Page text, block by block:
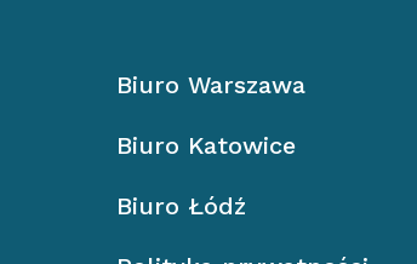
Biuro Warszawa
Biuro Katowice
Biuro Łódź